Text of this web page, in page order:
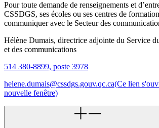
Pour toute demande de renseignements et
CSSDGS, ses écoles ou ses centres de
communiquer avec le Secteur des
Hélène Dumais, directrice adjointe du Service
et des communications
514 380-8899, poste 3978
helene.dumais@cssdgs.gouv.qc.ca(Ce lien
nouvelle fenêtre)